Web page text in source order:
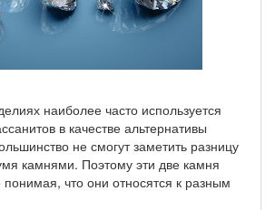
наиболее часто используется
в качестве альтернативы
не смогут заметить разницу
камнями. Поэтому эти две камня
понимая, что они относятся к разным